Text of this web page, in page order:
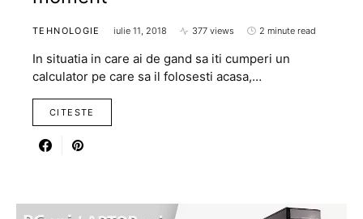
TEHNOLOGIE iulie 11, 2018 377 views 2 minute read
In situatia in care ai de gand sa iti cumperi un
calculator pe care sa il folosesti acasa,…
CITESTE